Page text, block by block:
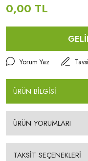
0,00 TL
Yorum Yaz
ÜRÜN BİLGİSİ
ÜRÜN YORUMLARI
TAKSİT SEÇENEKLERİ